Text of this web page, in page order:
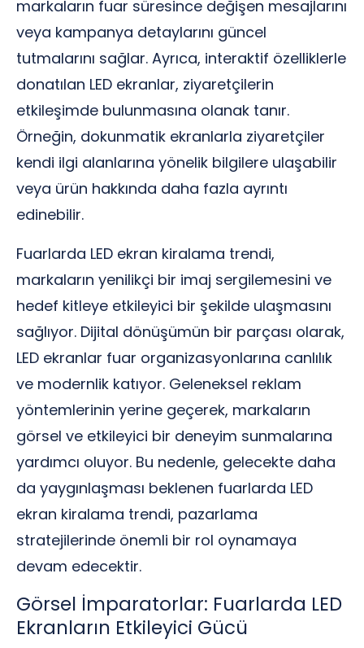
markaların fuar süresince değişen mesajlarını
veya kampanya detaylarını güncel
tutmalarını sağlar. Ayrıca, interaktif özelliklerle
donatılan LED ekranlar, ziyaretçilerin
etkileşimde bulunmasına olanak tanır.
Örneğin, dokunmatik ekranlarla ziyaretçiler
kendi ilgi alanlarına yönelik bilgilere ulaşabilir
veya ürün hakkında daha fazla ayrıntı
edinebilir.
Fuarlarda LED ekran kiralama trendi,
markaların yenilikçi bir imaj sergilemesini ve
hedef kitleye etkileyici bir şekilde ulaşmasını
sağlıyor. Dijital dönüşümün bir parçası olarak,
LED ekranlar fuar organizasyonlarına canlılık
ve modernlik katıyor. Geleneksel reklam
yöntemlerinin yerine geçerek, markaların
görsel ve etkileyici bir deneyim sunmalarına
yardımcı oluyor. Bu nedenle, gelecekte daha
da yaygınlaşması beklenen fuarlarda LED
ekran kiralama trendi, pazarlama
stratejilerinde önemli bir rol oynamaya
devam edecektir.
Görsel İmparatorlar: Fuarlarda LED
Ekranların Etkileyici Gücü